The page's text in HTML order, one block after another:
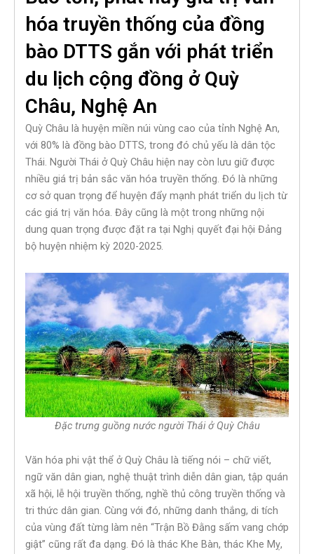
hóa truyền thống của đồng
bào DTTS gắn với phát triển
du lịch cộng đồng ở Quỳ
Châu, Nghệ An
Quỳ Châu là huyện miền núi vùng cao của tỉnh Nghệ An,
với 80% là đồng bào DTTS, trong đó chủ yếu là dân tộc
Thái. Người Thái ở Quỳ Châu hiện nay còn lưu giữ được
nhiều giá trị bản sắc văn hóa truyền thống. Đó là những
cơ sở quan trọng để huyện đẩy mạnh phát triển du lịch từ
các giá trị văn hóa. Đây cũng là một trong những nội
dung quan trọng được đặt ra tại Nghị quyết đại hội Đảng
bộ huyện nhiệm kỳ 2020-2025.
Đặc trưng guồng nước người Thái ở Quỳ Châu
Văn hóa phi vật thể ở Quỳ Châu là tiếng nói – chữ viết,
ngữ văn dân gian, nghệ thuật trình diễn dân gian, tập quán
xã hội, lễ hội truyền thống, nghề thủ công truyền thống và
tri thức dân gian. Cùng với đó, những danh thắng, di tích
của vùng đất từng làm nên “Trận Bồ Đằng sấm vang chớp
giật” cũng rất đa dạng. Đó là thác Khe Bàn, thác Khe Mỵ,